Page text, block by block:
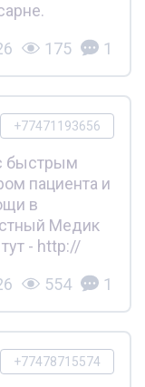
175 1
+77471193656
быстрым
пациента и
в
Медик
- http://
554 1
+77478715574